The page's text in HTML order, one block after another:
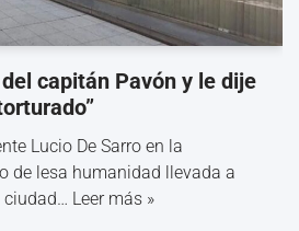
capitán Pavón y le dije
Lucio De Sarro en la
de lesa humanidad llevada a
ciudad… Leer más »